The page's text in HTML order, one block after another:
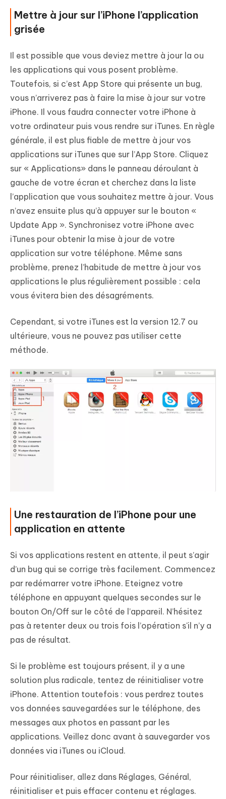
Mettre à jour sur l’iPhone l’application
grisée
Il est possible que vous deviez mettre à jour la ou
les applications qui vous posent problème.
Toutefois, si c’est App Store qui présente un bug,
vous n’arriverez pas à faire la mise à jour sur votre
iPhone. Il vous faudra connecter votre iPhone à
votre ordinateur puis vous rendre sur iTunes. En règle
générale, il est plus fiable de mettre à jour vos
applications sur iTunes que sur l’App Store. Cliquez
sur « Applications» dans le panneau déroulant à
gauche de votre écran et cherchez dans la liste
l’application que vous souhaitez mettre à jour. Vous
n’avez ensuite plus qu’à appuyer sur le bouton «
Update App ». Synchronisez votre iPhone avec
iTunes pour obtenir la mise à jour de votre
application sur votre téléphone. Même sans
problème, prenez l’habitude de mettre à jour vos
applications le plus régulièrement possible : cela
vous évitera bien des désagréments.
Cependant, si votre iTunes est la version 12.7 ou
ultérieure, vous ne pouvez pas utiliser cette
méthode.
Une restauration de l’iPhone pour une
application en attente
Si vos applications restent en attente, il peut s’agir
d’un bug qui se corrige très facilement. Commencez
par redémarrer votre iPhone. Eteignez votre
téléphone en appuyant quelques secondes sur le
bouton On/Off sur le côté de l’appareil. N’hésitez
pas à retenter deux ou trois fois l’opération s'il n’y a
pas de résultat.
Si le problème est toujours présent, il y a une
solution plus radicale, tentez de réinitialiser votre
iPhone. Attention toutefois : vous perdrez toutes
vos données sauvegardées sur le téléphone, des
messages aux photos en passant par les
applications. Veillez donc avant à sauvegarder vos
données via iTunes ou iCloud.
Pour réinitialiser, allez dans Réglages, Général,
réinitialiser et puis effacer contenu et réglages.